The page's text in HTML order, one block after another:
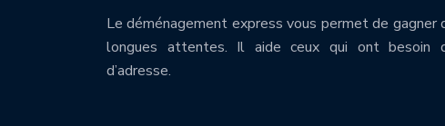
Le déménagement express vous permet de
longues attentes. Il aide ceux qui ont besoin
d’adresse.